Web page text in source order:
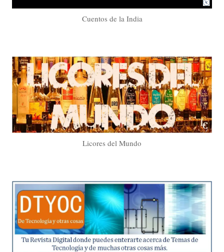
Cuentos de la India
Licores del Mundo